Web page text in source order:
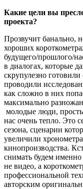
Какие цели вы
проекта?
Прозвучит банально,
хороших
будущего/прошлого/
в диалогах, которые
скрупулезно
проводили
как сложно в них
максимально
молодые люди,
нас очень тепло. Это
сезона, сценарии
увеличили
кинопроизводства.
снимать будем
не видео, а
профессиональной
авторским